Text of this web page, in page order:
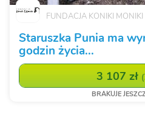
FUNDACJA KONIKI MONIKI
Staruszka Punia ma
godzin życia...
3 107 zł (
BRAKUJE